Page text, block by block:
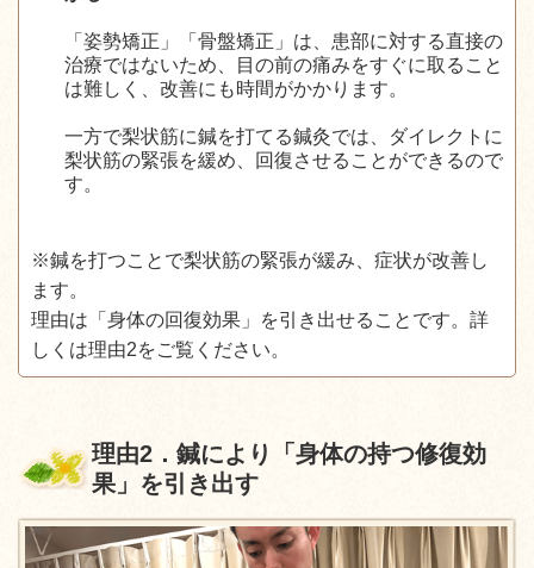
「姿勢矯正」「骨盤矯正」は、患部に対する直接の
治療ではないため、目の前の痛みをすぐに取ること
は難しく、改善にも時間がかかります。
一方で梨状筋に鍼を打てる鍼灸では、ダイレクトに
梨状筋の緊張を緩め、回復させることができるので
す。
※鍼を打つことで梨状筋の緊張が緩み、症状が改善し
ます。
理由は「身体の回復効果」を引き出せることです。詳
しくは理由2をご覧ください。
理由2 ．鍼により「身体の持つ修復効
果」を引き出す